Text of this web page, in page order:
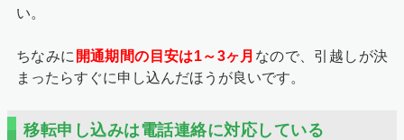
い。
ちなみに 開通期間の目安は1～3ヶ月 なので、引越しが決
まったらすぐに申し込んだほうが良いです。
移転申し込みは電話連絡に対応している